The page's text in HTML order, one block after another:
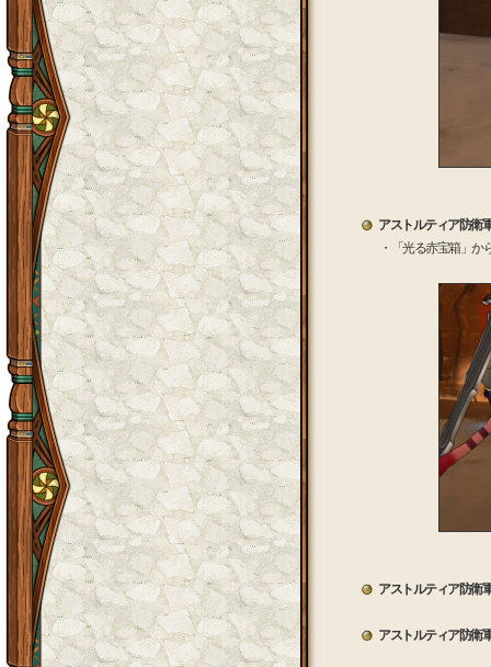
アストルティア防
・「光る赤宝箱」
アストルティア防
アストルティア防